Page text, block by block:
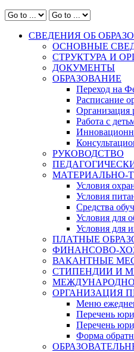
СВЕДЕНИЯ ОБ
ОСНОВНЫЕ
СТРУКТУРА И
ДОКУМЕНТЫ
ОБРАЗОВАНИЕ
Переход на
Расписание
Организация
Работа с
РУКОВОДСТВО
МАТЕРИАЛЬНО-
Условия
Условия
Средства
Условия для
Условия для
ПЛАТНЫЕ
ФИНАНСОВО-
ВАКАНТНЫЕ
СТИПЕНДИИ И
ОРГАНИЗАЦИЯ
Меню
Перечень
Перечень
Форма